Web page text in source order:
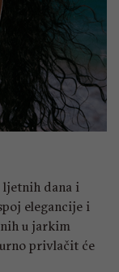
ljetnih dana i
elegancije i
u jarkim
privlačit će